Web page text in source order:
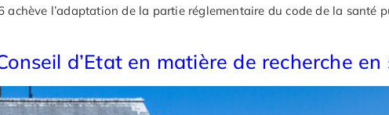
l’adaptation de la partie réglementaire du code de la santé
d’Etat en matière de recherche en